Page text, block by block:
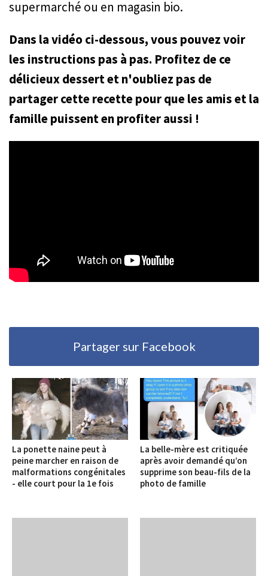
supermarché ou en magasin bio.
Dans la vidéo ci-dessous, vous pouvez voir
les instructions pas à pas. Profitez de ce
délicieux dessert et n'oubliez pas de
partager cette recette pour que les amis et la
famille puissent en profiter aussi !
Partager sur Facebook
La ponette naine peut à
peine marcher en raison de
malformations congénitales
- elle court pour la 1e fois
La belle-mère est critiquée
après avoir demandé qu’on
supprime son beau-fils de la
photo de famille